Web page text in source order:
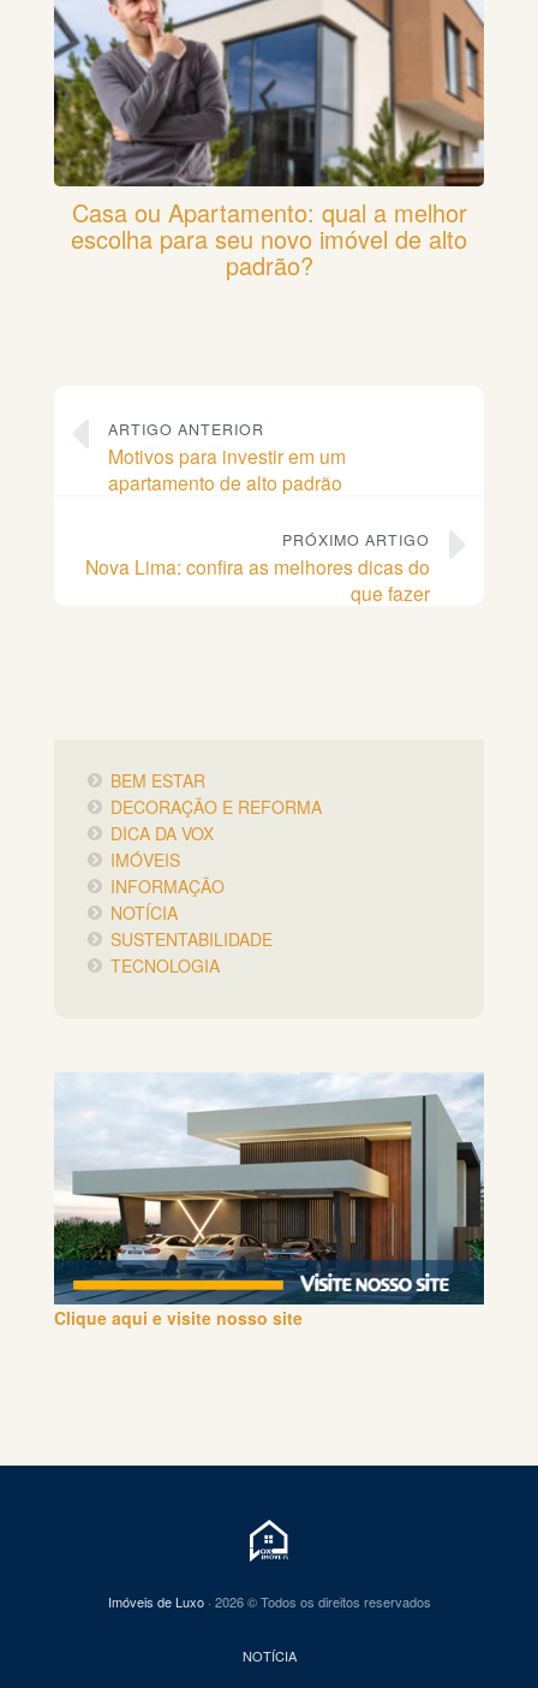
Casa ou Apartamento: qual a melhor
escolha para seu novo imóvel de alto
padrão?
ARTIGO ANTERIOR
Motivos para investir em um
apartamento de alto padrão
PRÓXIMO ARTIGO
Nova Lima: confira as melhores dicas do
que fazer
BEM ESTAR
DECORAÇÃO E REFORMA
DICA DA VOX
IMÓVEIS
INFORMAÇÃO
NOTÍCIA
SUSTENTABILIDADE
TECNOLOGIA
Clique aqui e visite nosso site
Imóveis de Luxo· 2026 © Todos os direitos reservados
NOTÍCIA